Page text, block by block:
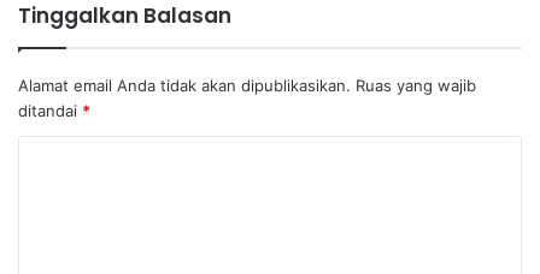
Tinggalkan Balasan
Alamat email Anda tidak akan dipublikasikan. Ruas yang wajib
ditandai *